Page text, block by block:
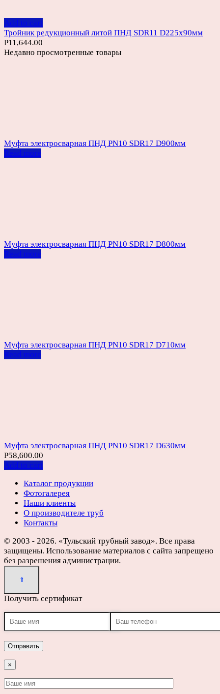
Add to cart
Тройник редукционный литой ПНД SDR11 D225х90мм
Р11,644.00
Недавно просмотренные товары
Муфта электросварная ПНД PN10 SDR17 D900мм
Read more
Муфта электросварная ПНД PN10 SDR17 D800мм
Read more
Муфта электросварная ПНД PN10 SDR17 D710мм
Read more
Муфта электросварная ПНД PN10 SDR17 D630мм
Р58,600.00
Add to cart
Каталог продукции
Фотогалерея
Наши клиенты
О производителе труб
Контакты
© 2003 - 2026. «Тульский трубный завод». Все права
защищены. Использование материалов с сайта запрещено
без разрешения администрации.
Получить сертификат
×